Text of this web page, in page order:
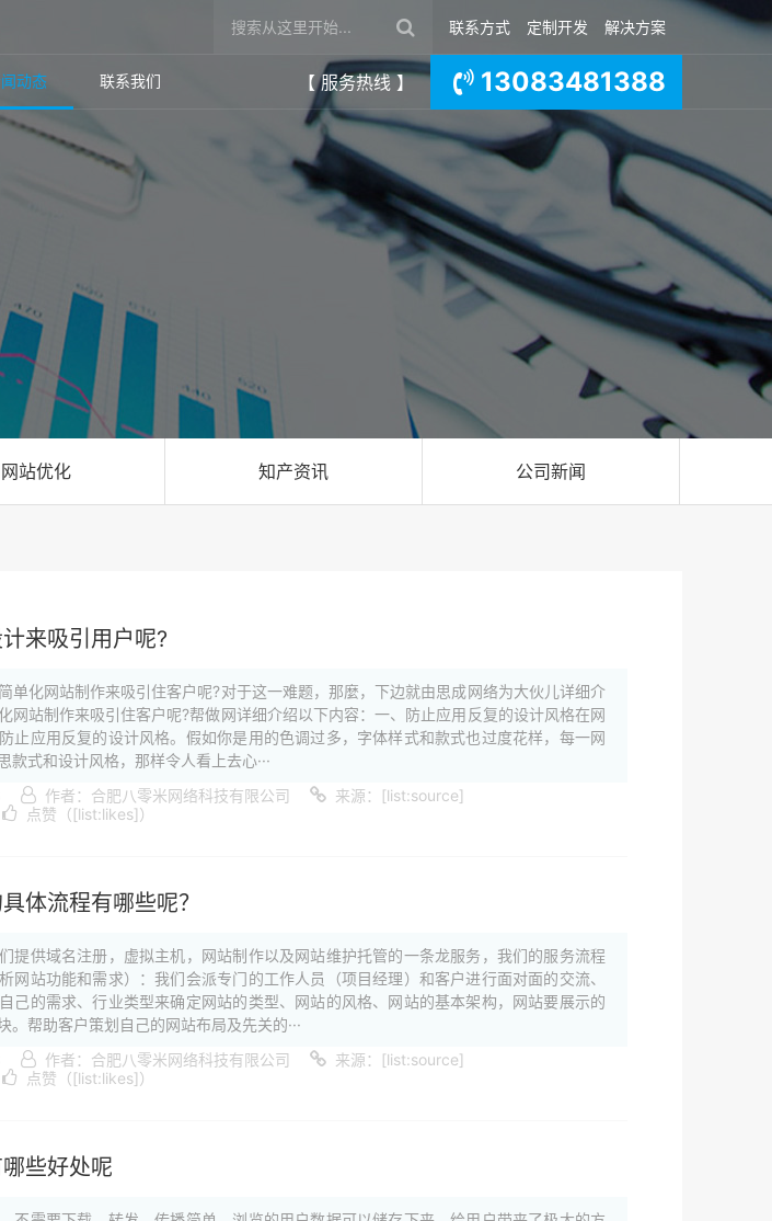
联系方式 定制开发 解决方案
动态 联系我们 【 服务热线 】 13083481388
网站优化 知产资讯 公司新闻
来吸引用户呢?
单化网站制作来吸引住客户呢?对于这一难题，那麼，下边就由思成网络为大伙儿详细介
网站制作来吸引住客户呢?帮做网详细介绍以下内容：一、防止应用反复的设计风格在网
止应用反复的设计风格。假如你是用的色调过多，字体样式和款式也过度花样，每一网
款式和设计风格，那样令人看上去心···
作者：合肥八零米网络科技有限公司
来源：[list:source]
点赞（[list:likes]）
体流程有哪些呢？
提供域名注册，虚拟主机，网站制作以及网站维护托管的一条龙服务，我们的服务流程
网站功能和需求）：我们会派专门的工作人员（项目经理）和客户进行面对面的交流、
己的需求、行业类型来确定网站的类型、网站的风格、网站的基本架构，网站要展示的
帮助客户策划自己的网站布局及先关的···
作者：合肥八零米网络科技有限公司
来源：[list:source]
点赞（[list:likes]）
些好处呢